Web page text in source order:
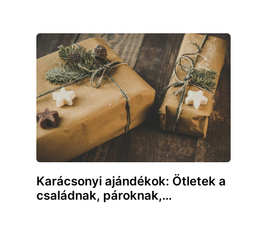
Karácsonyi ajándékok: Ötletek a
családnak, pároknak,…